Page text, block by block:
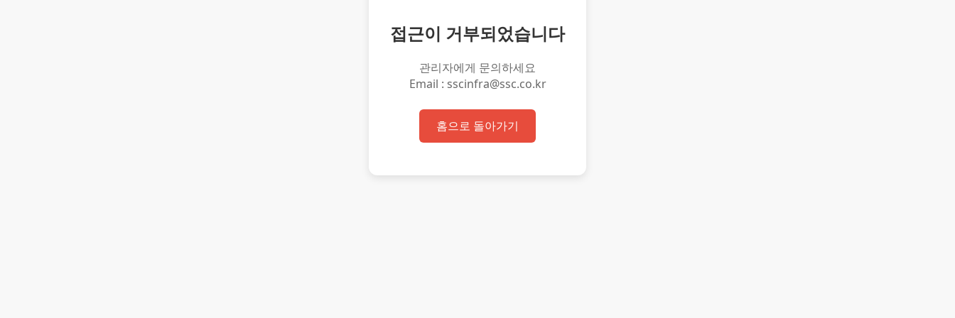
접근이 거부되었습니다
관리자에게 문의하세요
Email : sscinfra@ssc.co.kr
홈으로 돌아가기